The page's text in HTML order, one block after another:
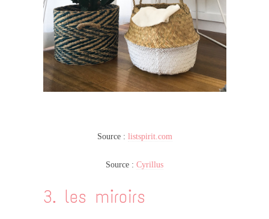
Source : listspirit.com
Source : Cyrillus
3. les miroirs